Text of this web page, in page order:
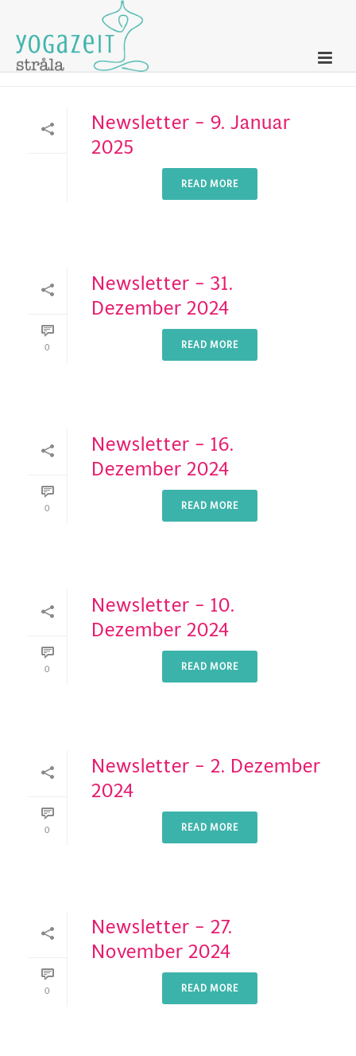
Newsletter
Newsletter – 9. Januar
2025
READ MORE
0
Newsletter – 31.
Dezember 2024
READ MORE
0
Newsletter – 16.
Dezember 2024
READ MORE
0
Newsletter – 10.
Dezember 2024
READ MORE
0
Newsletter – 2. Dezember
2024
READ MORE
0
Newsletter – 27.
November 2024
READ MORE